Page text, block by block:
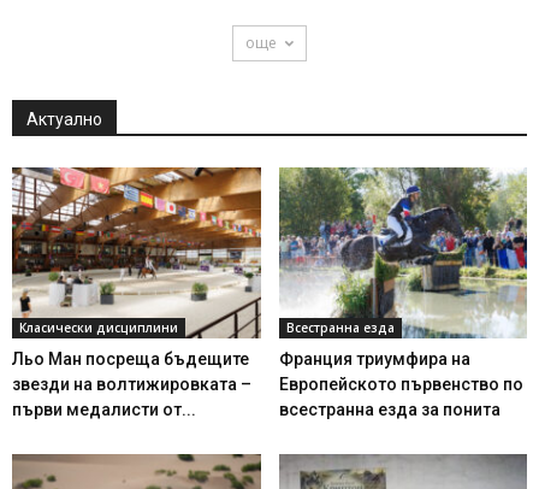
още
Актуално
Класически дисциплини
Льо Ман посреща бъдещите
звезди на волтижировката –
първи медалисти от...
Всестранна езда
Франция триумфира на
Европейското първенство по
всестранна езда за понита